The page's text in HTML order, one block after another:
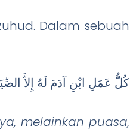
Dalam sebuah
كُلُّ عَمَلِ ابْنِ آدَمَ لَهُ إِلاَّ
melainkan puasa,